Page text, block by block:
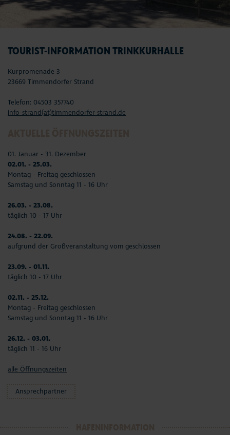
TOURIST-INFORMATION TRINKKURHALLE
Kurpromenade 3
23669 Timmendorfer Strand
Telefon: 04503 357740
info-strand(at)timmendorfer-strand.de
01. Januar - 31. Dezember
02.01. - 25.03.
Montag - Freitag geschlossen
Samstag und Sonntag 11 - 16 Uhr
26.03. - 23.08.
täglich 10 - 17 Uhr
24.08. - 22.09.
aufgrund der Großveranstaltung vom geschlossen
23.09. - 01.11.
täglich 10 - 17 Uhr
02.11. - 25.12.
Montag - Freitag geschlossen
Samstag und Sonntag 11 - 16 Uhr
26.12. - 03.01.
täglich 11 - 16 Uhr
alle Öffnungszeiten
Ansprechpartner